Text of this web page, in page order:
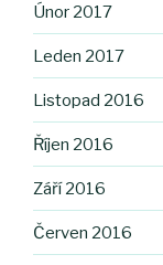
Únor 2017
Leden 2017
Listopad 2016
Říjen 2016
Září 2016
Červen 2016